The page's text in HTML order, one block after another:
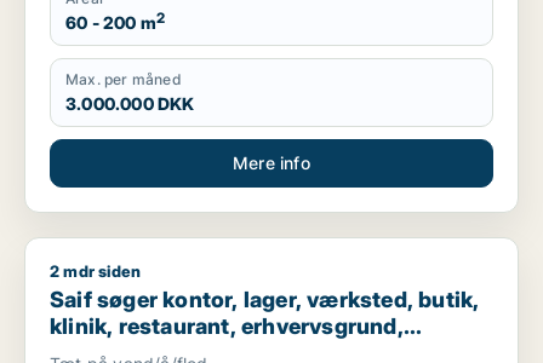
60 - 200 m2
Max. per måned
3.000.000 DKK
Mere info
Saif søger kontor, lager, værksted, butik, klinik, restaurant,
2 mdr siden
Saif søger kontor, lager, værksted, butik,
klinik, restaurant, erhvervsgrund,
boligudlejningsejendom, hotel,